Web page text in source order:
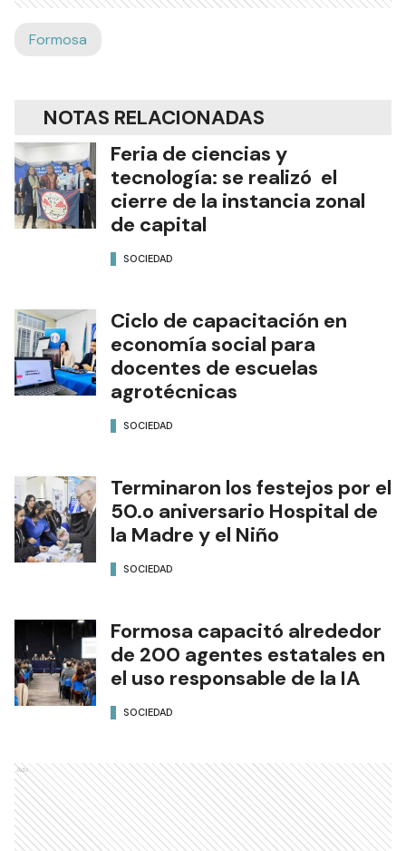
Formosa
NOTAS RELACIONADAS
Feria de ciencias y
tecnología: se realizó el
cierre de la instancia zonal
de capital
SOCIEDAD
Ciclo de capacitación en
economía social para
docentes de escuelas
agrotécnicas
SOCIEDAD
Terminaron los festejos por el
50.o aniversario Hospital de
la Madre y el Niño
SOCIEDAD
Formosa capacitó alrededor
de 200 agentes estatales en
el uso responsable de la IA
SOCIEDAD
Ads